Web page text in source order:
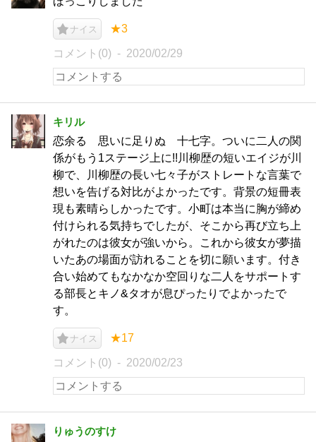
ナイス ★3
コメント(0) 2020/02/29
キリル
恋余る 思いに足りぬ 十七字。ついに二人の関
係がもう1ステージ上に!!川柳歴の短いエイジが川
柳で、川柳歴の長い七々子がストレートな言葉で
想いを告げる対比がよかったです。背景の短冊表
現も素晴らしかったです。小町は本当に胸が締め
付けられる気持ちでしたが、そこから再び立ち上
がれたのは彼女が強いから。これから彼女が夢描
いたあの場面が訪れることを切に願います。付き
合い始めてもなかなか空回りな二人をサポートす
る部長とキノ&タオが息ぴったりでよかったで
す。
ナイス ★17
コメント(0) 2020/02/23
りゅうのすけ